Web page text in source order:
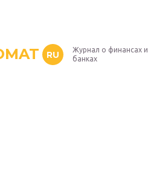
RU
Журнал о финансах и
банках